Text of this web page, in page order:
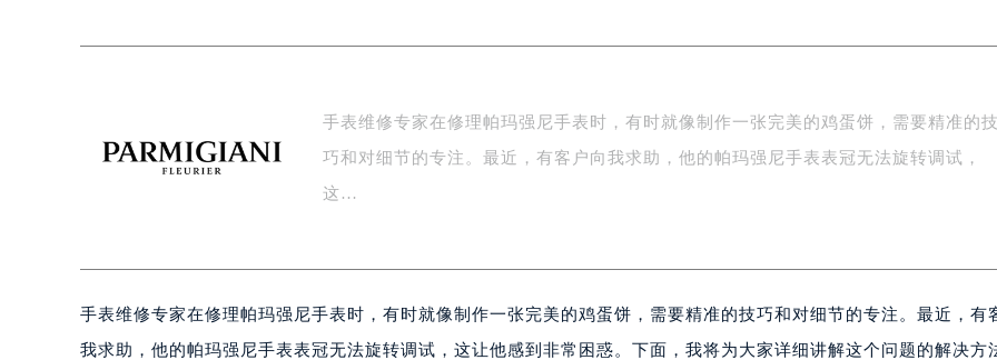
手表维修专家在修理帕玛强尼手表时，有时就像制作一张完美的鸡蛋饼，需要精准的技
巧和对细节的专注。最近，有客户向我求助，他的帕玛强尼手表表冠无法旋转调试，
这…
手表维修专家在修理帕玛强尼手表时，有时就像制作一张完美的鸡蛋饼，需要精准的技巧和对细节的专注。最近，有
我求助，他的帕玛强尼手表表冠无法旋转调试，这让他感到非常困惑。下面，我将为大家详细讲解这个问题的解决方